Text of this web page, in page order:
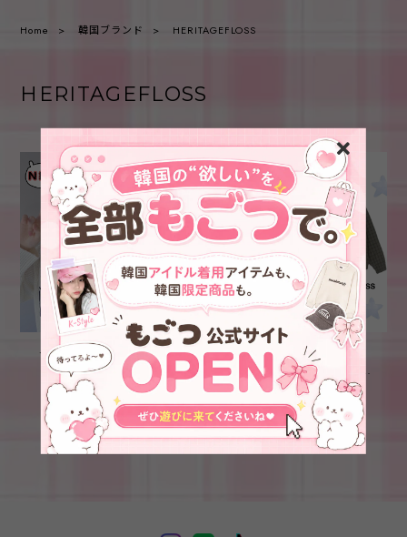
Home 韓国ブランド HERITAGEFLOSS
HERITAGEFLOSS
★ENHYPEN ジョンウォン
着用！！
【HERITAGEFLOSS】H
LETTER LINEN V-NECK /
Ivory
¥47,600
★New Jeans ミンジ 着
用！！【HERITAGEFLOSS】
CODURA CHECK HOODED
JACKET
¥62,600
SOLD OUT